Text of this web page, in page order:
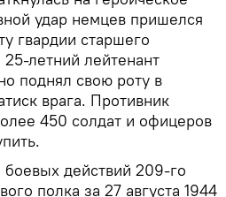
удар немцев пришелся
гвардии старшего
летний лейтенант
поднял свою роту в
врага. Противник
450 солдат и офицеров
действий 209-го
полка за 27 августа 1944